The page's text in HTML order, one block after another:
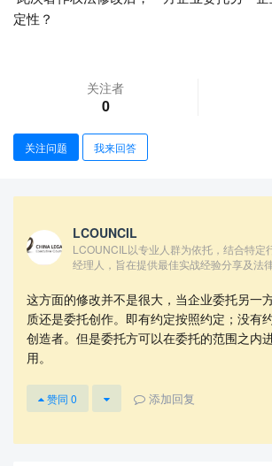
定性？
关注者
0
关注问题 我来回答
LCOUNCIL
LCOUNCIL以专业人群为依托，结合特定
经理人，旨在提供最佳实战经验分享及法
这方面的修改并不是很大，当企业委托另一
质还是委托创作。即有约定按照约定；没有
创造者。但是委托方可以在委托的范围之内
用。
赞同 0 添加回复